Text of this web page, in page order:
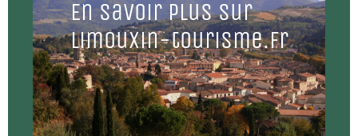
En savoir plus sur
Limouxin-tourisme.fr